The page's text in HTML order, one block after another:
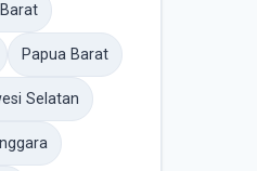
Papua Barat
Selatan